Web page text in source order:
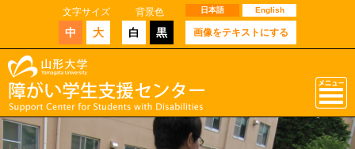
文字サイズ
中 大
背景色
白 黒
日本語 English
画像をテキストにする